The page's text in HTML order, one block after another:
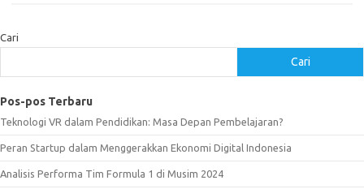
Cari
Cari
Pos-pos Terbaru
Teknologi VR dalam Pendidikan: Masa Depan Pembelajaran?
Peran Startup dalam Menggerakkan Ekonomi Digital Indonesia
Analisis Performa Tim Formula 1 di Musim 2024